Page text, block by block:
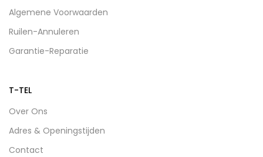
Algemene Voorwaarden
Ruilen-Annuleren
Garantie-Reparatie
T-TEL
Over Ons
Adres & Openingstijden
Contact